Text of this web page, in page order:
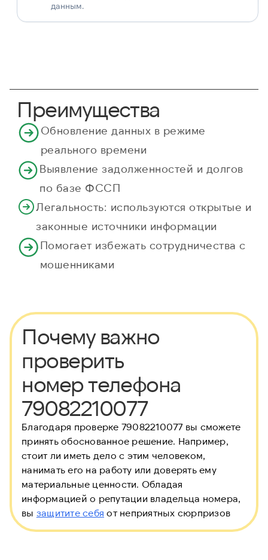
данным.
Преимущества
Обновление данных в режиме
реального времени
Выявление задолженностей и долгов
по базе ФССП
Легальность: используются открытые и
законные источники информации
Помогает избежать сотрудничества с
мошенниками
Почему важно
проверить
номер телефона
79082210077
Благодаря проверке 79082210077 вы сможете
принять обоснованное решение. Например,
стоит ли иметь дело с этим человеком,
нанимать его на работу или доверять ему
материальные ценности. Обладая
информацией о репутации владельца номера,
вы защитите себя от неприятных сюрпризов